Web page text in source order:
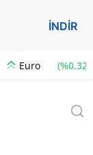
İNDİR
Euro (%0.32)